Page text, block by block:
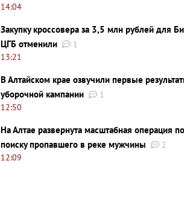
14:04
Закупку кроссовера за 3,5 млн рублей для
ЦГБ отменили
1
13:21
В Алтайском крае озвучили первые
уборочной кампании
1
12:50
На Алтае развернута масштабная операция по
поиску пропавшего в реке мужчины
2
12:09